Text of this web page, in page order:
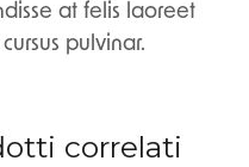
at felis laoreet
pulvinar.
correlati